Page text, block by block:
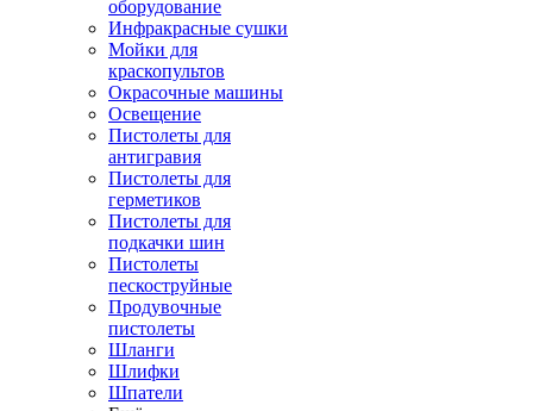
оборудование
Инфракрасные сушки
Мойки для
краскопультов
Окрасочные машины
Освещение
Пистолеты для
антигравия
Пистолеты для
герметиков
Пистолеты для
подкачки шин
Пистолеты
пескоструйные
Продувочные
пистолеты
Шланги
Шлифки
Шпатели